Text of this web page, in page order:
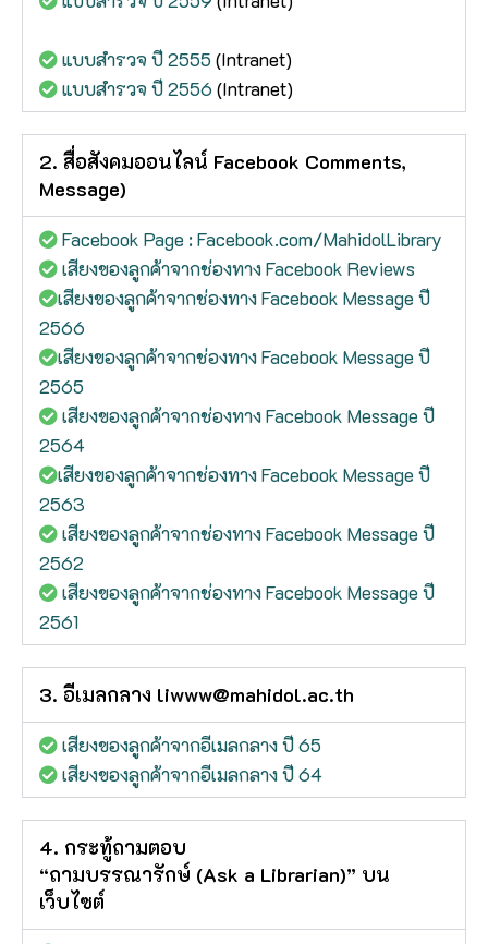
แบบสำรวจ ปี 2555 (Intranet)
แบบสำรวจ ปี 2556 (Intranet)
2. สื่อสังคมออนไลน์ Facebook Comments,
Message)
Facebook Page : Facebook.com/MahidolLibrary
เสียงของลูกค้าจากช่องทาง Facebook Reviews
เสียงของลูกค้าจากช่องทาง Facebook Message ปี
2566
เสียงของลูกค้าจากช่องทาง Facebook Message ปี
2565
เสียงของลูกค้าจากช่องทาง Facebook Message ปี
2564
เสียงของลูกค้าจากช่องทาง Facebook Message ปี
2563
เสียงของลูกค้าจากช่องทาง Facebook Message ปี
2562
เสียงของลูกค้าจากช่องทาง Facebook Message ปี
2561
3. อีเมลกลาง liwww@mahidol.ac.th
เสียงของลูกค้าจากอีเมลกลาง ปี 65
เสียงของลูกค้าจากอีเมลกลาง ปี 64
4. กระทู้ถามตอบ
“ถามบรรณารักษ์ (Ask a Librarian)” บน
เว็บไซต์